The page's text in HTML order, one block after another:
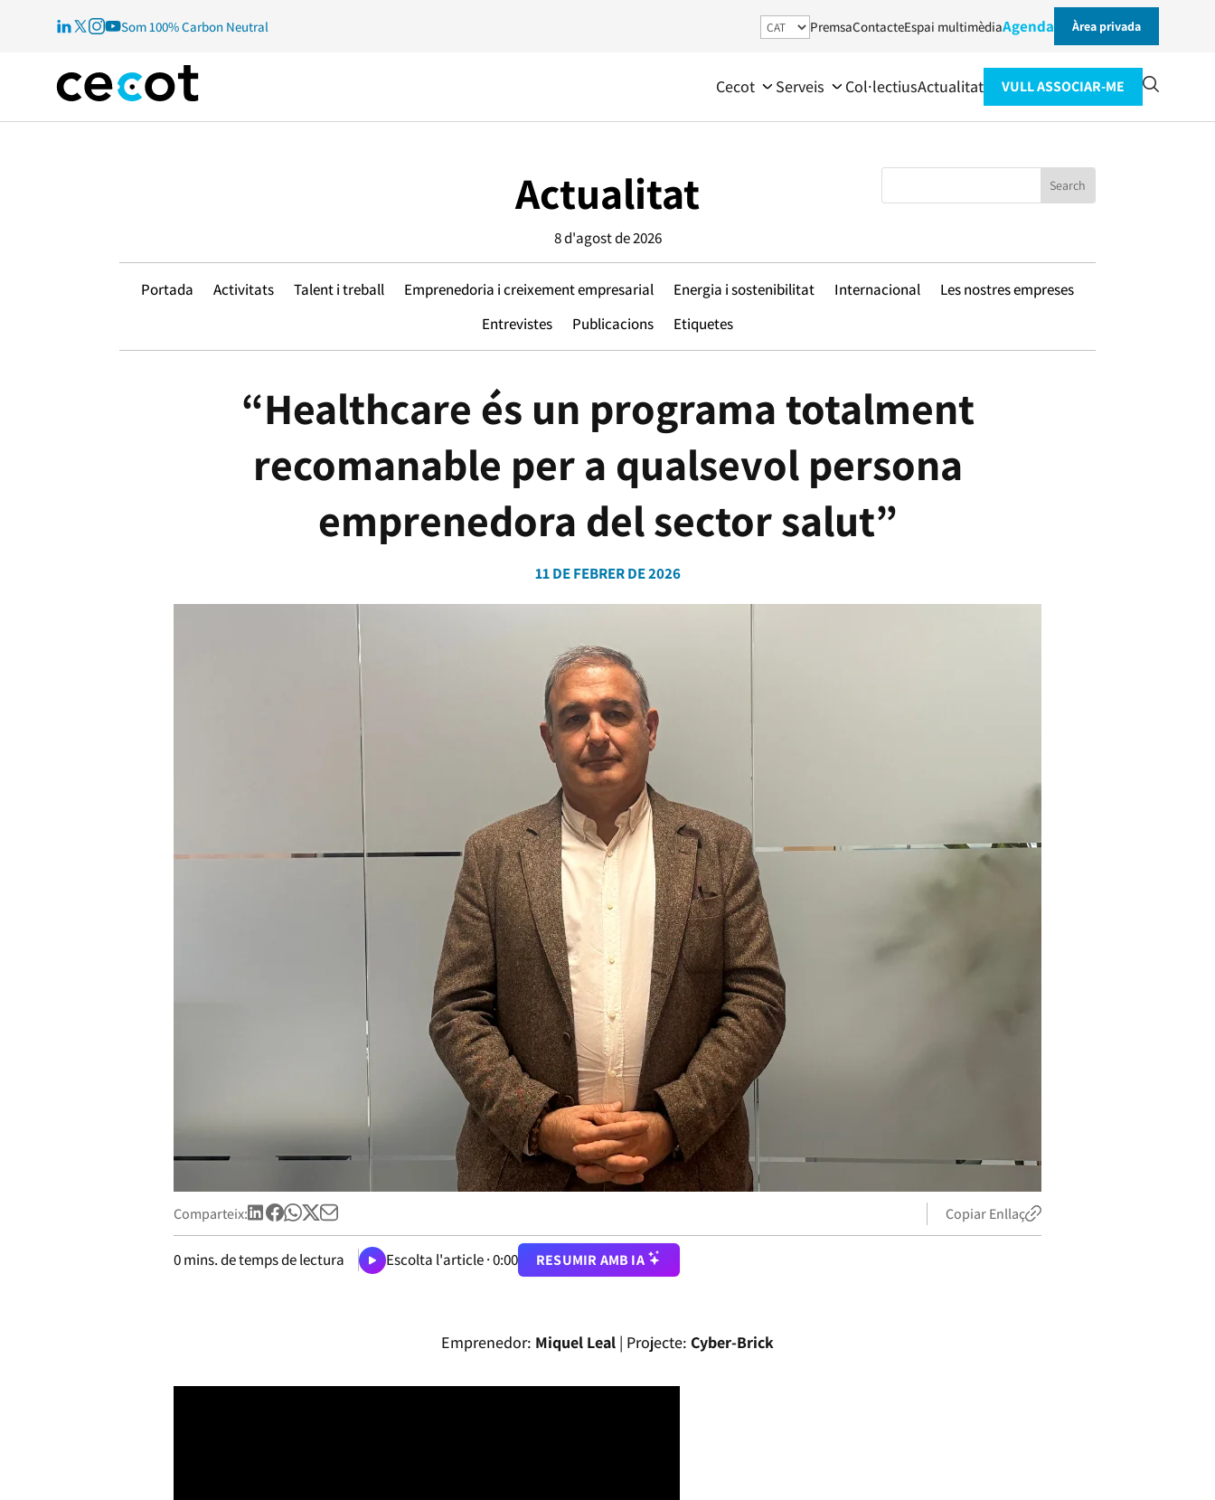
Som 100% Carbon Neutral PremsaContacteEspai multimèdiaAgenda Àrea privada
Cecot Serveis Col·lectiusActualitat VULL ASSOCIAR-ME
Actualitat
8 d'agost de 2026
Portada Activitats Talent i treball Emprenedoria i creixement empresarial Energia i sostenibilitat Internacional
Les nostres empreses
Entrevistes
Publicacions Etiquetes
“Healthcare és un programa totalment
recomanable per a qualsevol persona
emprenedora del sector salut”
11 DE FEBRER DE 2026
Comparteix: Copiar Enllaç
0mins. de temps de lectura Escolta l'article ·0:00 RESUMIR AMB IA
Emprenedor: Miquel Leal | Projecte: Cyber-Brick